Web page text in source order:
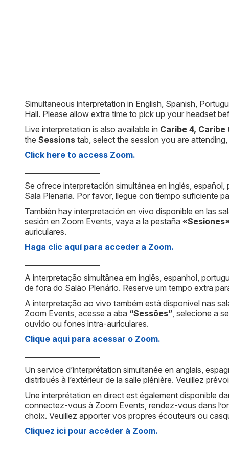
Simultaneous interpretation in English, Spanish,
Hall. Please allow extra time to pick up your headset
Live interpretation is also available in Caribe 4,
the Sessions tab, select the session you are
Click here to access Zoom.
Se ofrece interpretación simultánea en inglés,
Sala Plenaria. Por favor, llegue con tiempo suficiente
También hay interpretación en vivo disponible en las
sesión en Zoom Events, vaya a la pestaña
auriculares.
Haga clic aquí para acceder a Zoom.
A interpretação simultânea em inglês, espanhol,
de fora do Salão Plenário. Reserve um tempo extra
A interpretação ao vivo também está disponível nas
Zoom Events, acesse a aba “Sessões” , selecione a
ouvido ou fones intra-auriculares.
Clique aqui para acessar o Zoom.
Un service d’interprétation simultanée en anglais,
distribués à l’extérieur de la salle plénière. Veuillez
Une interprétation en direct est également disponible
connectez-vous à Zoom Events, rendez-vous dans
choix. Veuillez apporter vos propres écouteurs ou
Cliquez ici pour accéder à Zoom.